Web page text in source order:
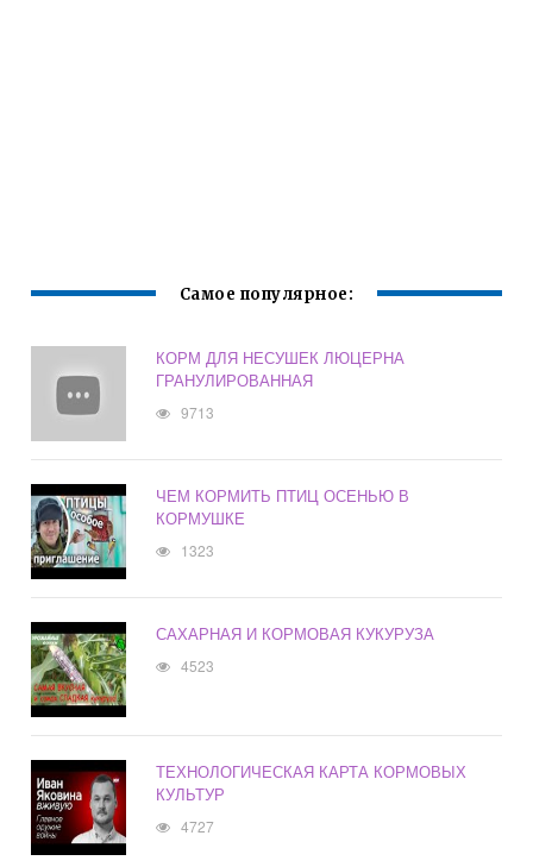
Самое популярное:
КОРМ ДЛЯ НЕСУШЕК ЛЮЦЕРНА
ГРАНУЛИРОВАННАЯ
9713
ЧЕМ КОРМИТЬ ПТИЦ ОСЕНЬЮ В
КОРМУШКЕ
1323
САХАРНАЯ И КОРМОВАЯ КУКУРУЗА
4523
ТЕХНОЛОГИЧЕСКАЯ КАРТА КОРМОВЫХ
КУЛЬТУР
4727